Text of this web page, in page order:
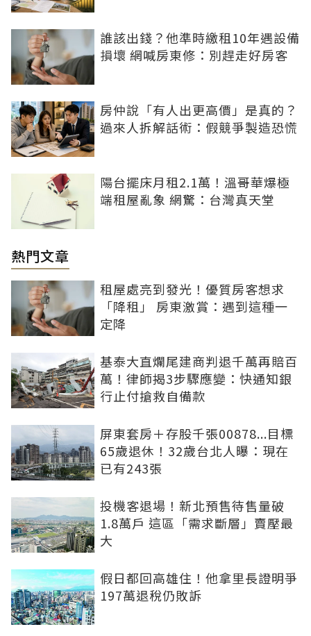
誰該出錢？他準時繳租10年遇設備
損壞 網喊房東修：別趕走好房客
房仲說「有人出更高價」是真的？
過來人拆解話術：假競爭製造恐慌
陽台擺床月租2.1萬！溫哥華爆極
端租屋亂象 網驚：台灣真天堂
熱門文章
租屋處亮到發光！優質房客想求
「降租」 房東激賞：遇到這種一
定降
基泰大直爛尾建商判退千萬再賠百
萬！律師揭3步驟應變：快通知銀
行止付搶救自備款
屏東套房＋存股千張00878...目標
65歲退休！32歲台北人曝：現在
已有243張
投機客退場！新北預售待售量破
1.8萬戶 這區「需求斷層」賣壓最
大
假日都回高雄住！他拿里長證明爭
197萬退稅仍敗訴